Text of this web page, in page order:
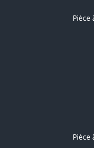
Pièce
Pièce